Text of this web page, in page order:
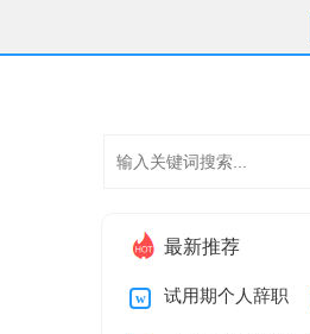
最新推荐
试用期个人辞职